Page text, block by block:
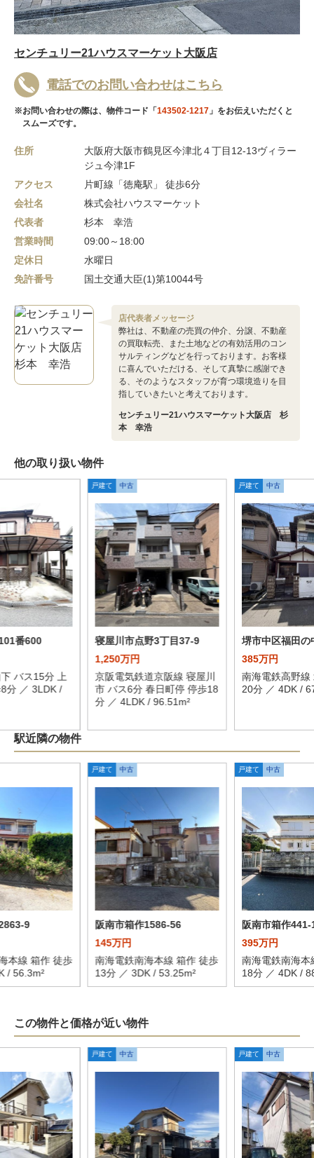
センチュリー21ハウスマーケット大阪店
電話でのお問い合わせはこちら
※お問い合わせの際は、物件コード「 143502-1217 」をお伝えいただくと
スムーズです。
住所
大阪府大阪市鶴見区今津北４丁目12-13ヴィラー
ジュ今津1F
アクセス
片町線「徳庵駅」 徒歩6分
会社名
株式会社ハウスマーケット
代表者
杉本 幸浩
営業時間
09:00～18:00
定休日
水曜日
免許番号
国土交通大臣(1)第10044号
店代表者メッセージ
弊社は、不動産の売買の仲介、分譲、不動産
の買取転売、また土地などの有効活用のコン
サルティングなどを行っております。お客様
に喜んでいただける、そして真摯に感謝でき
る、そのようなスタッフが育つ環境造りを目
指していきたいと考えております。
センチュリー21ハウスマーケット大阪店 杉
本 幸浩
他の取り扱い物件
番600
バス15分 上
分 ／ 3LDK /
戸建て 中古
寝屋川市点野3丁目37-9
1,250万円
京阪電気鉄道京阪線 寝屋川
市 バス6分 春日町停 停歩18
分 ／ 4LDK / 96.51m²
戸建て 中古
堺市中区福田の
385万円
南海電鉄高野線
20分 ／ 4DK /
駅近隣の物件
9
本線 箱作 徒歩
/ 56.3m²
戸建て 中古
阪南市箱作1586-56
145万円
南海電鉄南海本線 箱作 徒歩
13分 ／ 3DK / 53.25m²
戸建て 中古
阪南市箱作441-
395万円
南海電鉄南海本
18分 ／ 4DK /
この物件と価格が近い物件
戸建て 中古 戸建て 中古